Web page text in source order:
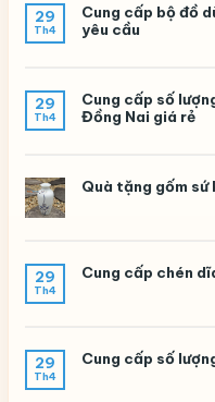
29
Th4
Cung cấp bộ đồ
yêu cầu
29
Th4
Cung cấp số
Đồng Nai giá rẻ
Quà tặng gốm
29
Th4
Cung cấp chén
29
Th4
Cung cấp số